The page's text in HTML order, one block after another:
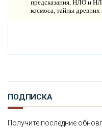
КОМПАНИИ
К
предсказания, НЛО и
космоса, тайны древних
ПОДПИСКА
Получите последние